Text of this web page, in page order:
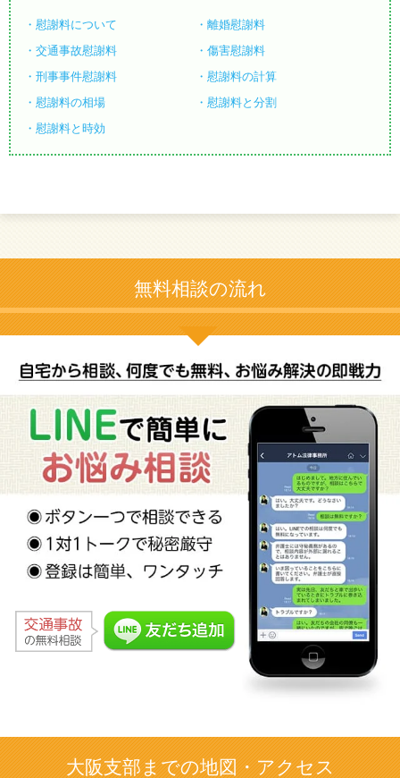
慰謝料について
離婚慰謝料
交通事故慰謝料
傷害慰謝料
刑事事件慰謝料
慰謝料の計算
慰謝料の相場
慰謝料と分割
慰謝料と時効
無料相談の流れ
大阪支部までの地図・アクセス